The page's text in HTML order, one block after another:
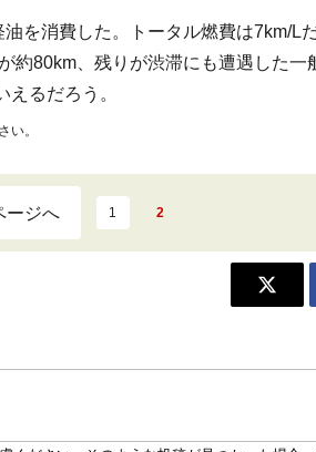
を消費した。トータル燃費は7km/L
約80km、残りが渋滞にも遭遇した一
るだろう。
い。
ージへ 1 2